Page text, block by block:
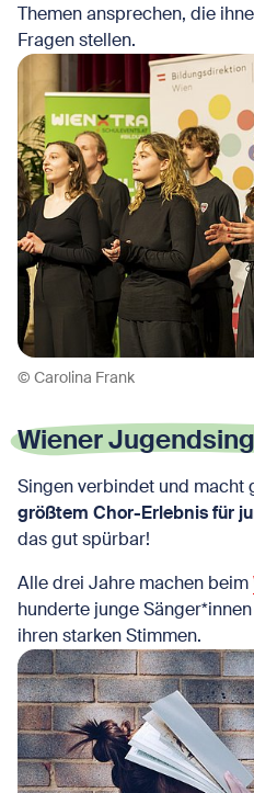
Themen ansprechen, die
Fragen stellen.
Wiener
Singen verbindet und macht
größtem Chor-Erlebnis für
das gut spürbar!
Alle drei Jahre machen beim
hunderte junge
ihren starken Stimmen.
© Carolina Frank